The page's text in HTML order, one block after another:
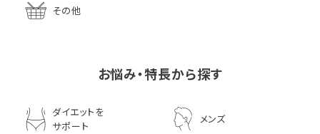
その他
お悩み・特長から探す
ダイエットを
サポート
メンズ